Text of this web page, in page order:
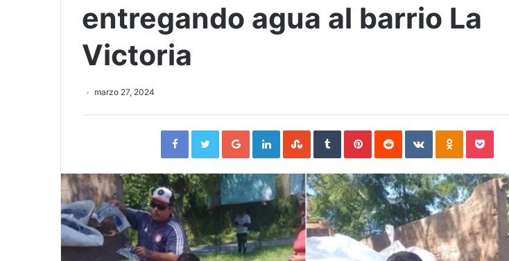
entregando agua al barrio La
Victoria
marzo 27, 2024
FacebookTwitterGoogle+LinkedInStumbleUpon
TumblrPinterestReddit VKontakte